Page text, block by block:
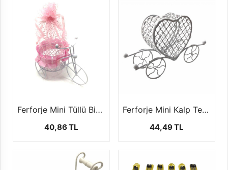
Ferforje Mini Tüllü Bisiklet (1 Paket - 10 Adet
40,86 TL
Ferforje Mini Kalp Temalı Araba ( 1 Paket - 10 Adet)
44,49 TL